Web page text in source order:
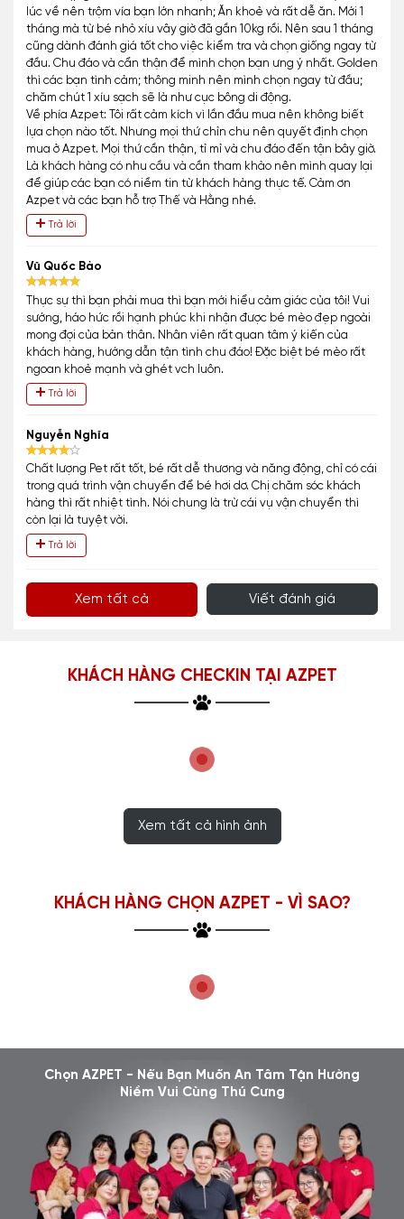
lúc về nên trộm vía bạn lớn nhanh; Ăn khoẻ và rất dễ ăn. Mới 1
tháng mà từ bé nhỏ xíu vây giờ đã gần 10kg rồi. Nên sau 1 tháng
cũng dành đánh giá tốt cho việc kiểm tra và chọn giống ngay từ
đầu. Chu đáo và cẩn thận để mình chọn bạn ưng ý nhất. Golden
thì các bạn tình cảm; thông minh nên mình chọn ngay từ đầu;
chăm chút 1 xíu sạch sẽ là như cục bông di động.
Về phía Azpet: Tôi rất cảm kích vì lần đầu mua nên không biết
lựa chọn nào tốt. Nhưng mọi thứ chỉn chu nên quyết định chọn
mua ở Azpet. Mọi thứ cần thận, tỉ mỉ và chu đáo đến tận bây giờ.
Là khách hàng có nhu cầu và cần tham khảo nên mình quay lại
để giúp các bạn có niềm tin từ khách hàng thực tế. Cảm ơn
Azpet và các bạn hỗ trợ Thế và Hằng nhé.
Trả lời
Vũ Quốc Bảo
Thực sự thì bạn phải mua thì bạn mới hiểu cảm giác của tôi! Vui
sướng, háo hức rồi hạnh phúc khi nhận được bé mèo đẹp ngoài
mong đợi của bản thân. Nhân viên rất quan tâm ý kiến của
khách hàng, hướng dẫn tận tình chu đáo! Đặc biệt bé mèo rất
ngoan khoẻ mạnh và ghét vch luôn.
Trả lời
Nguyễn Nghĩa
Chất lượng Pet rất tốt, bé rất dễ thương và năng động, chỉ có cái
trong quá trình vận chuyển để bé hơi dơ. Chị chăm sóc khách
hàng thì rất nhiệt tình. Nói chung là trừ cái vụ vận chuyển thì
còn lại là tuyệt vời.
Trả lời
Xem tất cả Viết đánh giá
KHÁCH HÀNG CHECKIN TẠI AZPET
Xem tất cả hình ảnh
KHÁCH HÀNG CHỌN AZPET - VÌ SAO?
Chọn AZPET - Nếu Bạn Muốn An Tâm Tận Hưởng
Niềm Vui Cùng Thú Cưng